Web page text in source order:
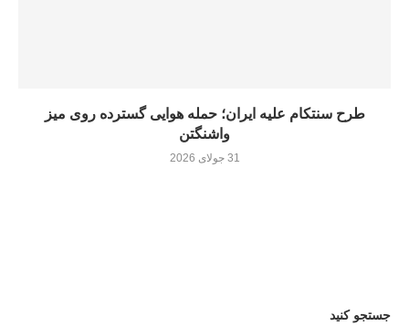
طرح سنتکام علیه ایران؛ حمله هوایی گسترده روی میز
واشنگتن
31 جولای 2026
جستجو کنید